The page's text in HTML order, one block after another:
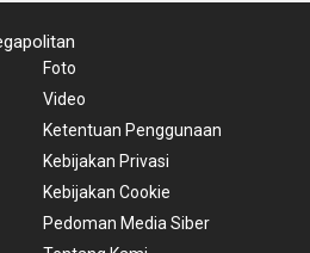
Foto
Video
Ketentuan Penggunaan
Kebijakan Privasi
Kebijakan Cookie
Pedoman Media Siber